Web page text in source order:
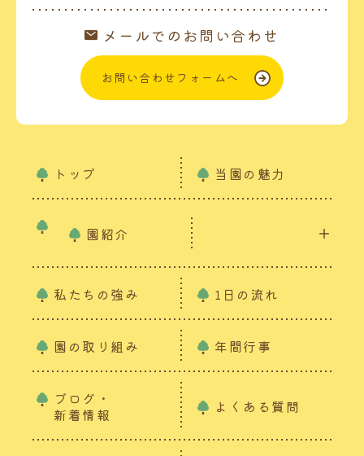
メールでのお問い合わせ
お問い合わせフォームへ
トップ 当園の魅力
園紹介
私たちの強み 1日の流れ
園の取り組み 年間行事
ブログ・
新着情報
よくある質問